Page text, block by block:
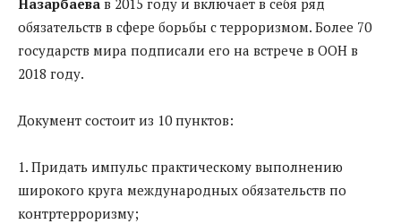
обязательств в сфере борьбы с терроризмом. Более 70
государств мира подписали его на встрече в ООН в
2018 году.
Документ состоит из 10 пунктов:
1. Придать импульс практическому выполнению
широкого круга международных обязательств по
контртерроризму;